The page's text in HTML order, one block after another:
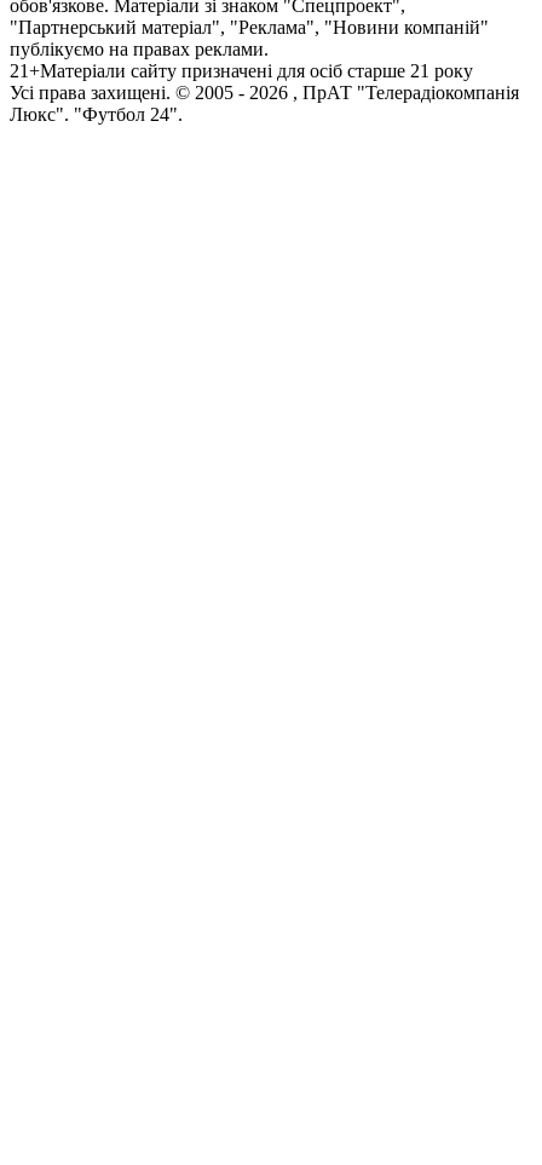
обов'язкове. Матеріали зі знаком "Спецпроект",
"Партнерський матеріал", "Реклама", "Новини компаній"
публікуємо на правах реклами.
21+Матеріали сайту призначені для осіб старше 21 року
Усi права захищенi. © 2005 - 2026 , ПрАТ "Телерадіокомпанія
Люкс". "Футбол 24".